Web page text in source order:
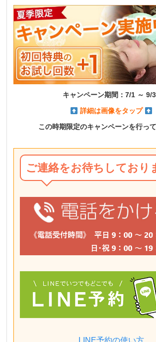
キャンペーン期間：7/1 ～ 9/
詳細は画像をタップ
この時期限定のキャンペーンを行っ
ご連絡をお待ちしており
LINE予約の使い方